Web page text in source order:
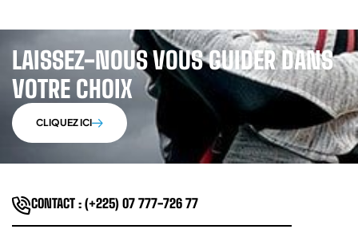
LAISSEZ-NOUS VOUS GUIDER DANS
VOTRE CHOIX
CLIQUEZ ICI
CONTACT : (+225) 07 777-726 77